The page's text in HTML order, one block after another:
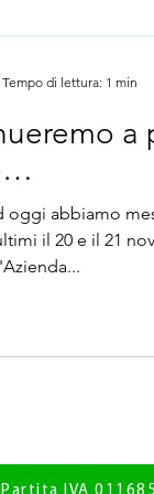
a
oggi abbiamo
il 20 e il 21
Tempo di lettura: 1 min